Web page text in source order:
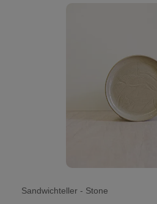
Sandwichteller - Stone